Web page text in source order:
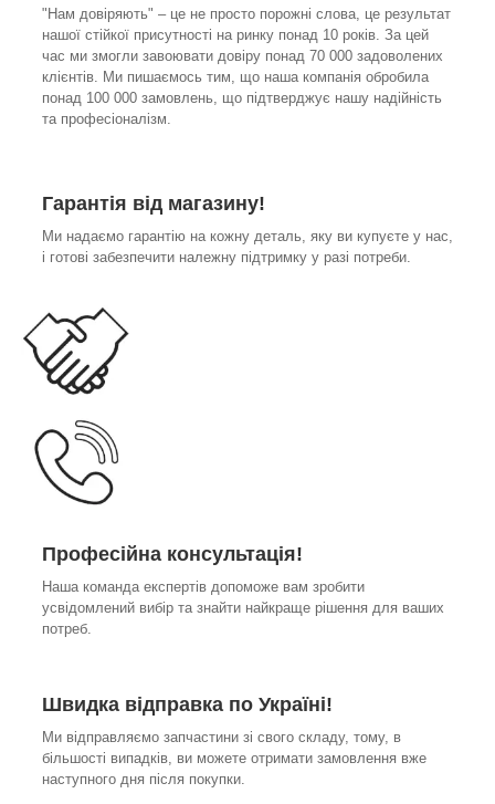
"Нам довіряють" – це не просто порожні слова, це результат
нашої стійкої присутності на ринку понад 10 років. За цей
час ми змогли завоювати довіру понад 70 000 задоволених
клієнтів. Ми пишаємось тим, що наша компанія обробила
понад 100 000 замовлень, що підтверджує нашу надійність
та професіоналізм.
Гарантія від магазину!
Ми надаємо гарантію на кожну деталь, яку ви купуєте у нас,
і готові забезпечити належну підтримку у разі потреби.
Професійна консультація!
Наша команда експертів допоможе вам зробити
усвідомлений вибір та знайти найкраще рішення для ваших
потреб.
Швидка відправка по Україні!
Ми відправляємо запчастини зі свого складу, тому, в
більшості випадків, ви можете отримати замовлення вже
наступного дня після покупки.